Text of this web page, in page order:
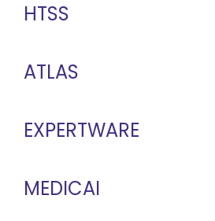
HTSS
ATLAS
EXPERTWARE
MEDICAI